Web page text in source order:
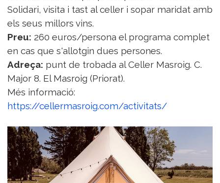
Solidari, visita i tast al celler i sopar maridat amb
els seus millors vins.
Preu: 260 euros/persona el programa complet
en cas que s'allotgin dues persones.
Adreça: punt de trobada al Celler Masroig. C.
Major 8. El Masroig (Priorat).
Més informació:
https://cellermasroig.com/activitats/